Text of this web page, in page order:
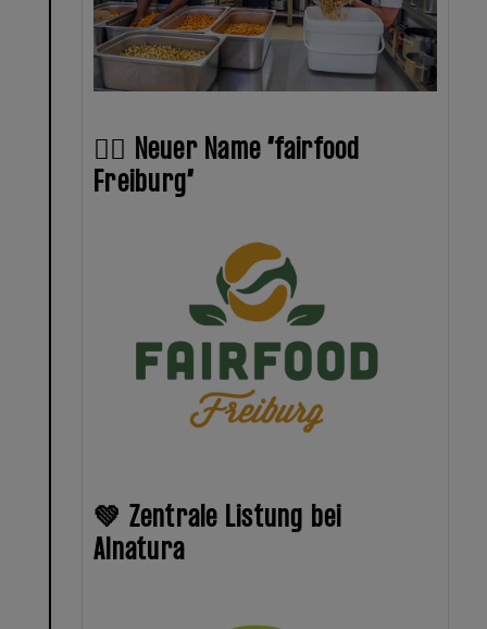
✍🏻 Neuer Name “fairfood
Freiburg”
💚 Zentrale Listung bei
Alnatura